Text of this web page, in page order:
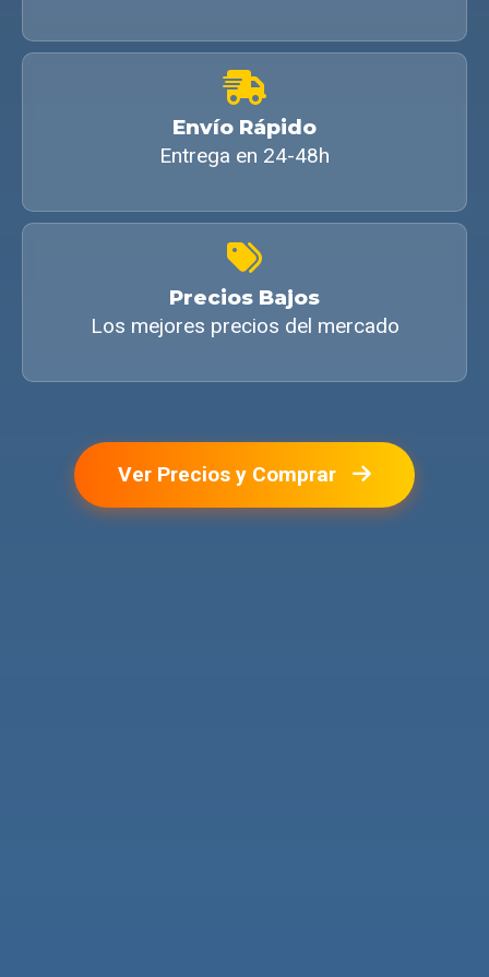
Envío Rápido
Entrega en 24-48h
Precios Bajos
Los mejores precios del mercado
Ver Precios y Comprar